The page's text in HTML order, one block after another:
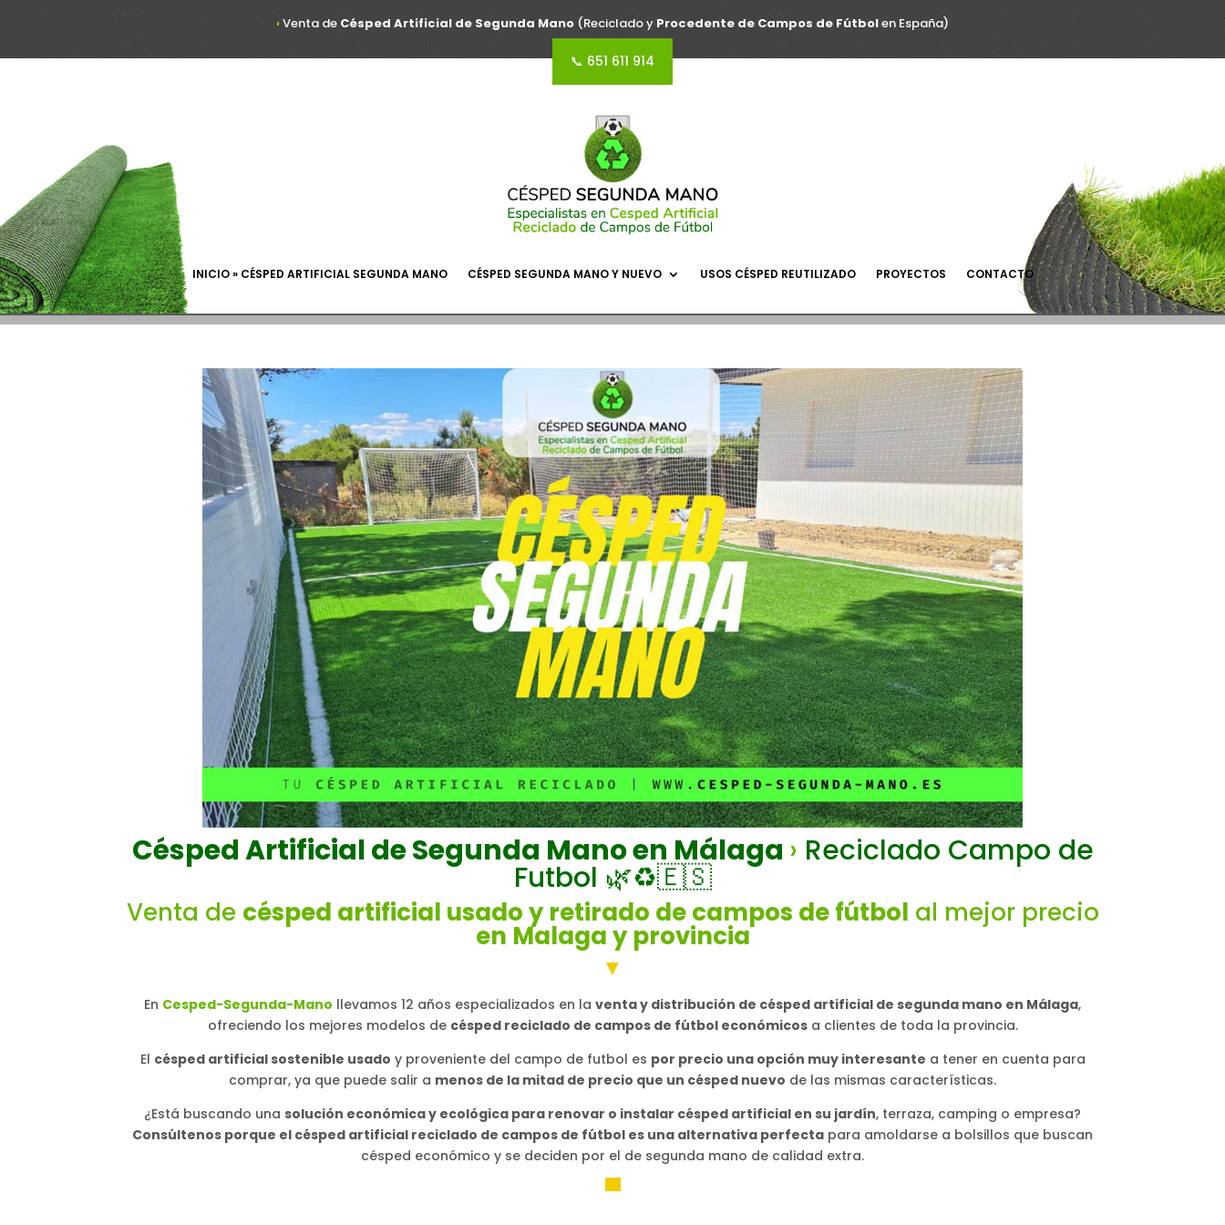
› Venta de Césped Artificial de Segunda Mano (Reciclado y Procedente de Campos de Fútbolen España)
📞 651 611 914
INICIO » CÉSPED ARTIFICIAL SEGUNDA MANO CÉSPED SEGUNDA MANO Y NUEVO USOS CÉSPED REUTILIZADO PROYECTOS CONTACTO
Césped Artificial de Segunda Mano en Málaga › Reciclado Campo de
Futbol 🌿♻️🇪🇸
Venta de césped artificial usado y retirado de campos de fútbol al mejor precio
en Malaga y provincia
▼
En Cesped-Segunda-Mano llevamos 12 años especializados en la venta y distribución de césped artificial de segunda mano en Málaga,
ofreciendo los mejores modelos de césped reciclado de campos de fútbol económicosa clientes de toda la provincia.
El césped artificial sostenible usado y proveniente del campo de futbol es por precio una opción muy interesante a tener en cuenta para
comprar, ya que puede salir a menos de la mitad de precio que un césped nuevo de las mismas características.
¿Está buscando una solución económica y ecológica para renovar o instalar césped artificial en su jardín, terraza, camping o empresa?
Consúltenos porque el césped artificial reciclado de campos de fútbol es una alternativa perfecta para amoldarse a bolsillos que buscan
césped económico y se deciden por el de segunda mano de calidad extra.
▀